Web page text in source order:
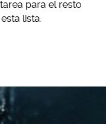
para el resto
lista.